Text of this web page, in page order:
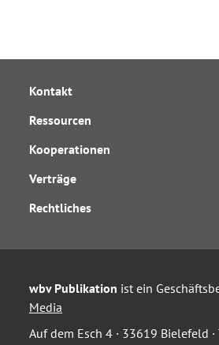
Kontakt
Ressourcen
Kooperationen
Verträge
Rechtliches
wbv Publikation ist ein
Media
Auf dem Esch 4 · 33619 Bielefeld ·